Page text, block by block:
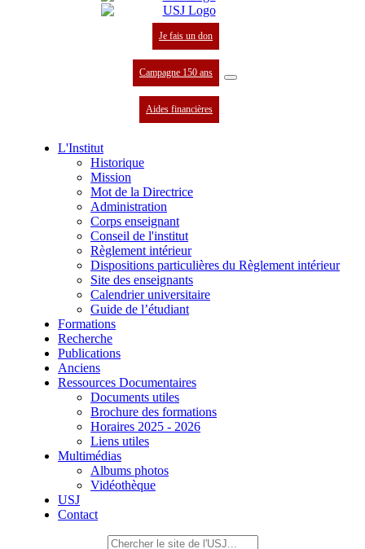
Je fais un don
Campagne 150 ans
Aides financières
L'Institut
Historique
Mission
Mot de la Directrice
Administration
Corps enseignant
Conseil de l'institut
Règlement intérieur
Dispositions particulières du Règlement intérieur
Site des enseignants
Calendrier universitaire
Guide de l’étudiant
Formations
Recherche
Publications
Anciens
Ressources Documentaires
Documents utiles
Brochure des formations
Horaires 2025 - 2026
Liens utiles
Multimédias
Albums photos
Vidéothèque
USJ
Contact